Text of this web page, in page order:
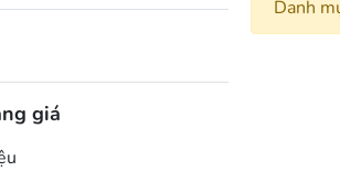
giá
Danh